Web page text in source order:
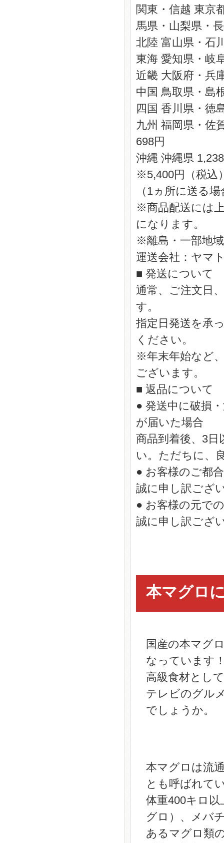
関東・信越 東京
馬県・山梨県・
北陸 富山県・石
東海 愛知県・岐
近畿 大阪府・兵
中国 鳥取県・島
四国 香川県・徳
九州 福岡県・佐
698円
沖縄 沖縄県
※5,400円（税込
（1ヵ所に送る
※商品配送には
になります。
※離島・一部地
運送会社：ヤマ
■ 発送について
通常、ご注文日
す。
指定日発送を承
ください。
※年末年始など
ございます。
■ 返品について
● 発送中に破損
が届いた場合
商品到着後、3
い。ただちに、
● お客様のご都
誠に申し訳ござ
● お客様の元で
誠に申し訳ござ
本マグロ
国産の本マグ
なっています
高級食材とし
テレビのグル
でしょうか。
本マグロは流
とも呼ばれて
体重400キロ
グロ）、メバ
あるマグロ類